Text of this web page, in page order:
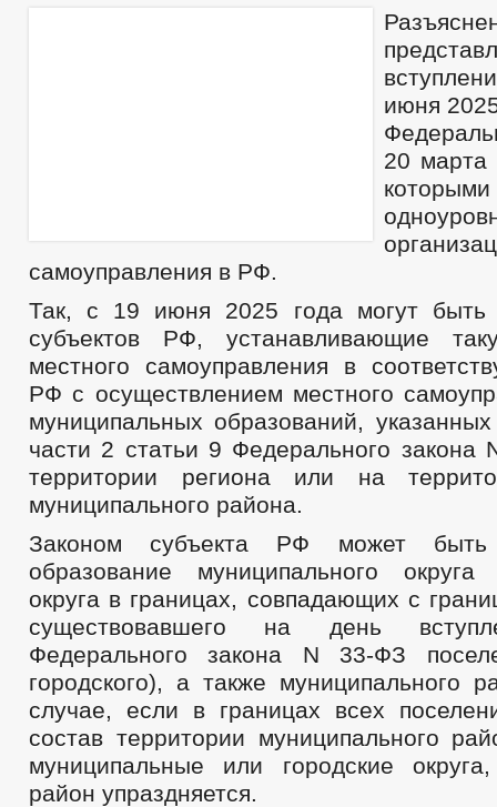
июня
20 марта
самоуправления в РФ.
Так, с 19 июня 2025 года могут быть
субъектов РФ, устанавливающие
местного самоуправления в
РФ с осуществлением местного
муниципальных образований,
части 2 статьи 9 Федерального закона
территории региона или на
муниципального района.
Законом субъекта РФ может быть
образование муниципального округа
округа в границах, совпадающих с
существовавшего на день
Федерального закона N 33-ФЗ
городского), а также муниципального
случае, если в границах всех
состав территории муниципального
муниципальные или городские
район упраздняется.